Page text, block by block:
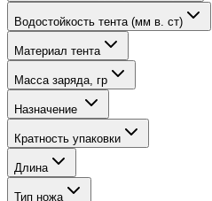
Водостойкость тента (мм в. ст)
Материал тента
Масса заряда, гр
Назначение
Кратность упаковки
Длина
Тип ножа